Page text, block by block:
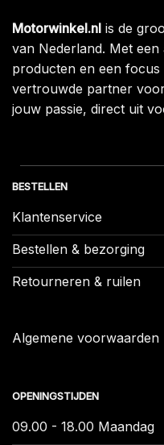
Motorwinkel.nl is de
van Nederland. Met
producten en een focus
vertrouwde partner
jouw passie, direct uit
BESTELLEN
Klantenservice
Bestellen & bezorging
Retourneren & ruilen
Algemene voorwaarden
OPENINGSTIJDEN
09.00 - 18.00 Maandag